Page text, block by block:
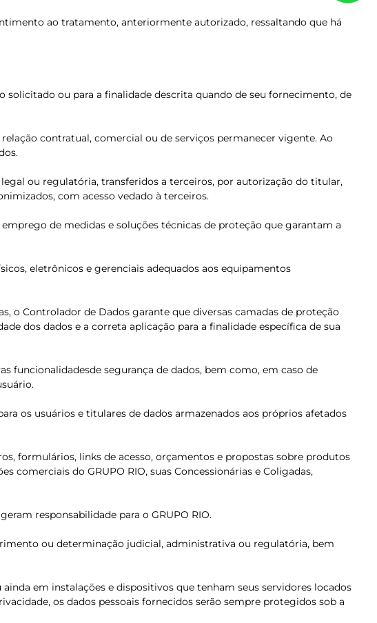
ao tratamento, anteriormente autorizado, ressaltando que há
solicitado ou para a finalidade descrita quando de seu fornecimento, de
contratual, comercial ou de serviços permanecer vigente. Ao
ou regulatória, transferidos a terceiros, por autorização do titular,
com acesso vedado à terceiros.
de medidas e soluções técnicas de proteção que garantam a
eletrônicos e gerenciais adequados aos equipamentos
o Controlador de Dados garante que diversas camadas de proteção
dos dados e a correta aplicação para a finalidade específica de sua
funcionalidadesde segurança de dados, bem como, em caso de
os usuários e titulares de dados armazenados aos próprios afetados
formulários, links de acesso, orçamentos e propostas sobre produtos
comerciais do GRUPO RIO, suas Concessionárias e Coligadas,
responsabilidade para o GRUPO RIO.
ou determinação judicial, administrativa ou regulatória, bem
em instalações e dispositivos que tenham seus servidores locados
os dados pessoais fornecidos serão sempre protegidos sob a